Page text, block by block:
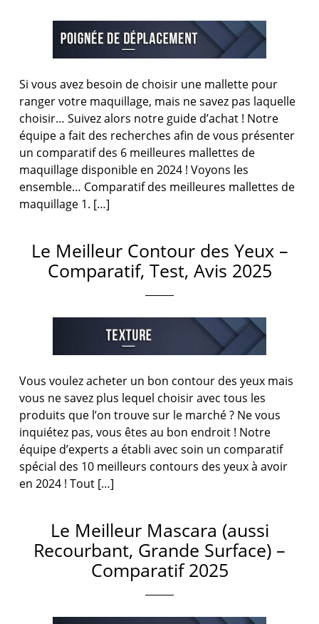
Si vous avez besoin de choisir une mallette pour
ranger votre maquillage, mais ne savez pas laquelle
choisir… Suivez alors notre guide d’achat ! Notre
équipe a fait des recherches afin de vous présenter
un comparatif des 6 meilleures mallettes de
maquillage disponible en 2024 ! Voyons les
ensemble… Comparatif des meilleures mallettes de
maquillage 1. […]
Le Meilleur Contour des Yeux –
Comparatif, Test, Avis 2025
Vous voulez acheter un bon contour des yeux mais
vous ne savez plus lequel choisir avec tous les
produits que l’on trouve sur le marché ? Ne vous
inquiétez pas, vous êtes au bon endroit ! Notre
équipe d’experts a établi avec soin un comparatif
spécial des 10 meilleurs contours des yeux à avoir
en 2024 ! Tout […]
Le Meilleur Mascara (aussi
Recourbant, Grande Surface) –
Comparatif 2025